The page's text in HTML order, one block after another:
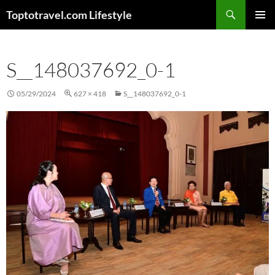
Toptotravel.com Lifestyle
S__148037692_0-1
05/29/2024 627 × 418 S__148037692_0-1